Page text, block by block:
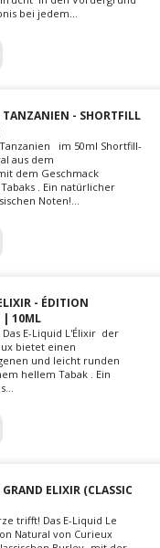
bei jedem...
- SHORTFILL
im 50ml Shortfill-
aus dem
dem Geschmack
. Ein natürlicher
Noten!...
- ÉDITION
| 10ML
E-Liquid L'Élixir der
bietet einen
und leicht runden
hellem Tabak . Ein
ELIXIR (CLASSIC
trifft! Das E-Liquid Le
Natural von Curieux